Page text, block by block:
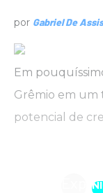
por Gabriel De Assis
Em
Grêmio em um
potencial de